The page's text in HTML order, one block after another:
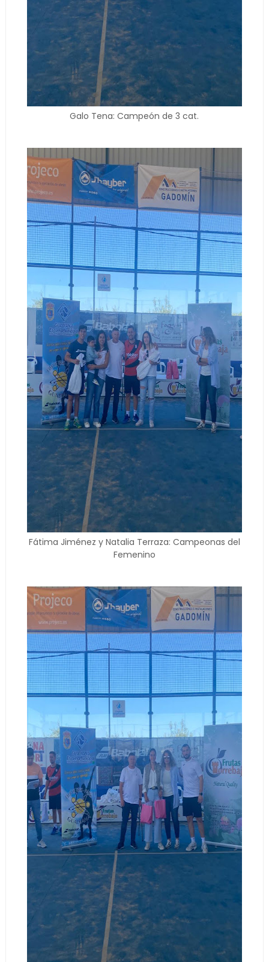
Galo Tena: Campeón de 3 cat.
Fátima Jiménez y Natalia Terraza: Campeonas del
Femenino